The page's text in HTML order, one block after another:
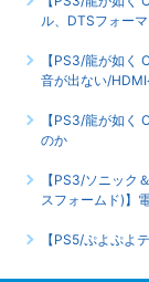
ル、DTSフォー
【PS3/龍が如く
音が出ない/
【PS3/龍が如く
のか
【PS3/ソニック
スフォームド)】
【PS5/ぷよぷよ